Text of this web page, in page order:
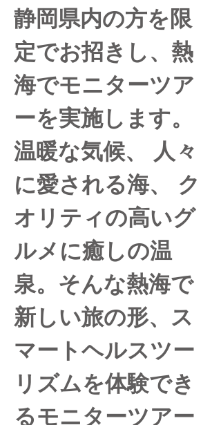
静岡県内の方を限
定でお招きし、熱
海でモニターツア
ーを実施します。
温暖な気候、 人々
に愛される海、 ク
オリティの高いグ
ルメに癒しの温
泉。そんな熱海で
新しい旅の形、ス
マートヘルスツー
リズムを体験でき
るモニターツアー